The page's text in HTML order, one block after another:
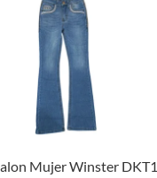
Mujer Winster DKT1